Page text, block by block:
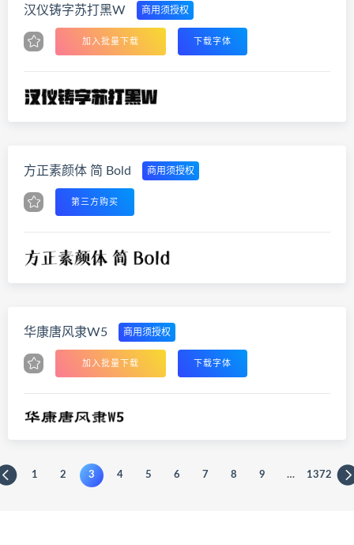
汉仪铸字苏打黑W 商用须授权
加入批量下载 下载字体
方正素颜体 简 Bold 商用须授权
第三方购买
华康唐风隶W5 商用须授权
加入批量下载 下载字体
1 2 3 4 5 6 7 8 9 … 1372